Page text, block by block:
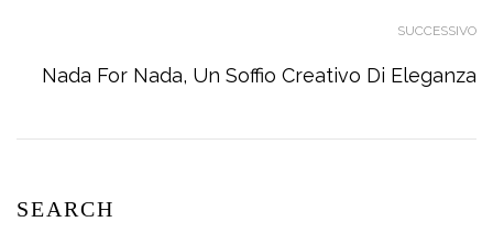
SEARCH
SUCCESSIVO
Nada For Nada, Un Soffio Creativo Di Eleganza